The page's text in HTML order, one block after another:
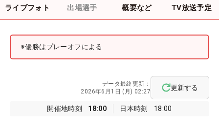
ライブフォト 出場選手 概要など TV放送予定
※優勝はプレーオフによる
開催地時刻 18:00 日本時刻 18:00
データ最終更新：
2026年6月1日 (月) 02:27
更新する